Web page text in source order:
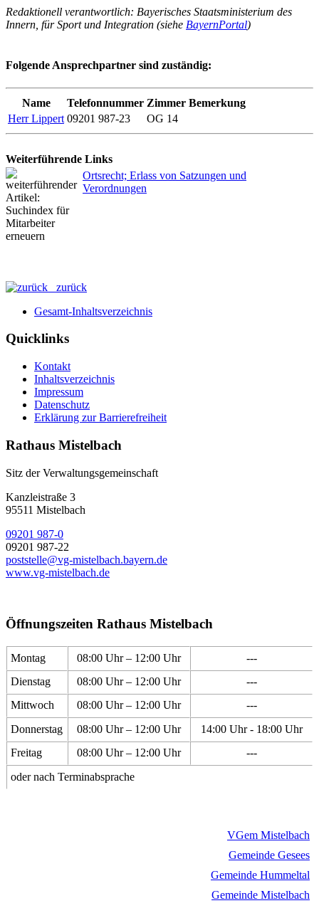
Redaktionell verantwortlich: Bayerisches Staatsministerium des
Innern, für Sport und Integration (siehe BayernPortal)
Folgende Ansprechpartner sind zuständig:
Name Telefonnummer Zimmer Bemerkung
Herr Lippert 09201 987-23 OG 14
Weiterführende Links
Ortsrecht; Erlass von Satzungen und
Verordnungen
zurück
Gesamt-Inhaltsverzeichnis
Quicklinks
Kontakt
Inhaltsverzeichnis
Impressum
Datenschutz
Erklärung zur Barrierefreiheit
Rathaus Mistelbach
Sitz der Verwaltungsgemeinschaft
Kanzleistraße 3
95511 Mistelbach
09201 987-0
09201 987-22
poststelle@vg-mistelbach.bayern.de
www.vg-mistelbach.de
Öffnungszeiten Rathaus Mistelbach
Montag 08:00 Uhr – 12:00 Uhr
---
Dienstag
08:00 Uhr – 12:00 Uhr
---
Mittwoch
08:00 Uhr – 12:00 Uhr
---
Donnerstag
08:00 Uhr – 12:00 Uhr
14:00 Uhr - 18:00 Uhr
Freitag
08:00 Uhr – 12:00 Uhr
---
oder nach Terminabsprache
VGem Mistelbach
Gemeinde Gesees
Gemeinde Hummeltal
Gemeinde Mistelbach